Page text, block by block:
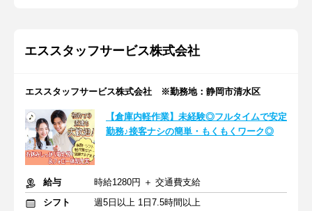
エススタッフサービス株式会社
エススタッフサービス株式会社 ※勤務地：静岡市清水区
【倉庫内軽作業】未経験◎フルタイムで安定
勤務♪接客ナシの簡単・もくもくワーク◎
給与
時給1280円 ＋ 交通費支給
シフト
週5日以上 1日7.5時間以上